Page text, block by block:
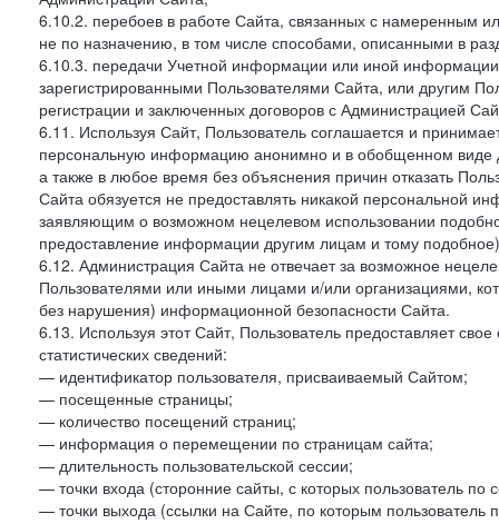
6.10.2. перебоев в работе Сайта, связанных с намеренным
не по назначению, в том числе способами, описанными в
6.10.3. передачи Учетной информации или иной
зарегистрированными Пользователями Сайта, или другим
регистрации и заключенных договоров с Администрацией
6.11. Используя Сайт, Пользователь соглашается и
персональную информацию анонимно и в обобщенном виде
а также в любое время без объяснения причин отказать
Сайта обязуется не предоставлять никакой персональной
заявляющим о возможном нецелевом использовании
предоставление информации другим лицам и тому
6.12. Администрация Сайта не отвечает за возможное
Пользователями или иными лицами и/или организациями,
без нарушения) информационной безопасности Сайта.
6.13. Используя этот Сайт, Пользователь предоставляет
статистических сведений:
— идентификатор пользователя, присваиваемый Сайтом;
— посещенные страницы;
— количество посещений страниц;
— информация о перемещении по страницам сайта;
— длительность пользовательской сессии;
— точки входа (сторонние сайты, с которых пользователь по
— точки выхода (ссылки на Сайте, по которым пользователь